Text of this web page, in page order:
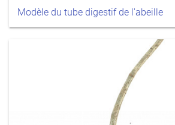
Modèle du tube digestif de l'abeille